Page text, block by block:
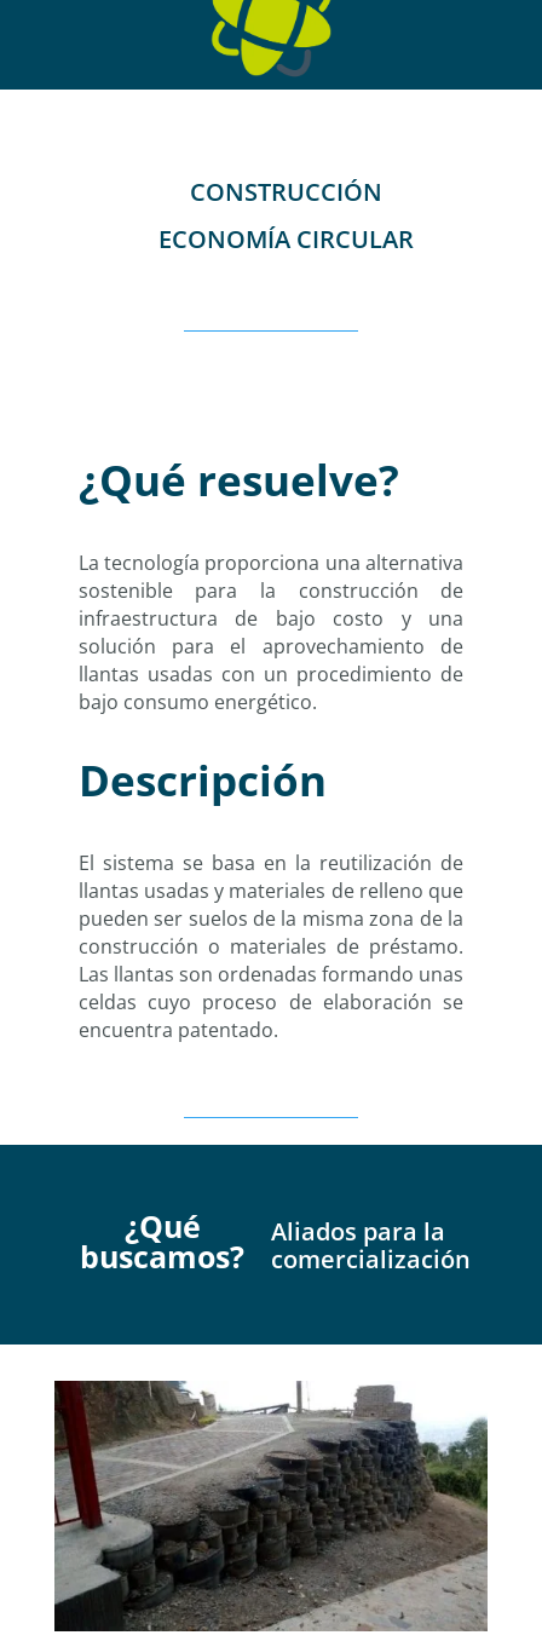
CONSTRUCCIÓN
ECONOMÍA CIRCULAR
¿Qué resuelve?
La tecnología proporciona una alternativa
sostenible para la construcción de
infraestructura de bajo costo y una
solución para el aprovechamiento de
llantas usadas con un procedimiento de
bajo consumo energético.
Descripción
El sistema se basa en la reutilización de
llantas usadas y materiales de relleno que
pueden ser suelos de la misma zona de la
construcción o materiales de préstamo.
Las llantas son ordenadas formando unas
celdas cuyo proceso de elaboración se
encuentra patentado.
¿Qué
buscamos?
Aliados para la
comercialización